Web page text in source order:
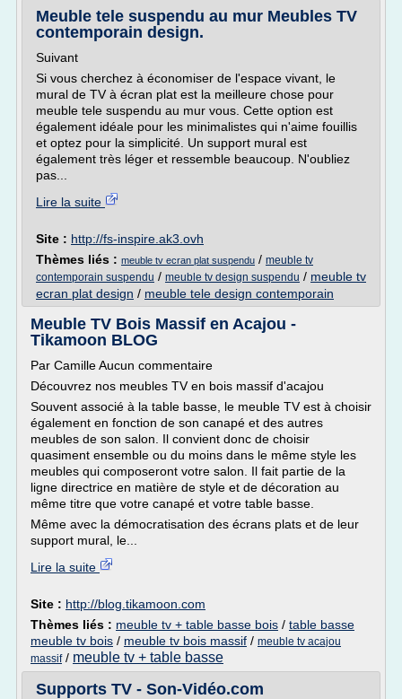
Meuble tele suspendu au mur Meubles TV
contemporain design.
Suivant
Si vous cherchez à économiser de l'espace vivant, le
mural de TV à écran plat est la meilleure chose pour
meuble tele suspendu au mur vous. Cette option est
également idéale pour les minimalistes qui n'aime fouillis
et optez pour la simplicité. Un support mural est
également très léger et ressemble beaucoup. N'oubliez
pas...
Lire la suite
Site : http://fs-inspire.ak3.ovh
Thèmes liés : meuble tv ecran plat suspendu / meuble tv
contemporain suspendu / meuble tv design suspendu / meuble tv
ecran plat design / meuble tele design contemporain
Meuble TV Bois Massif en Acajou -
Tikamoon BLOG
Par Camille Aucun commentaire
Découvrez nos meubles TV en bois massif d'acajou
Souvent associé à la table basse, le meuble TV est à choisir
également en fonction de son canapé et des autres
meubles de son salon. Il convient donc de choisir
quasiment ensemble ou du moins dans le même style les
meubles qui composeront votre salon. Il fait partie de la
ligne directrice en matière de style et de décoration au
même titre que votre canapé et votre table basse.
Même avec la démocratisation des écrans plats et de leur
support mural, le...
Lire la suite
Site : http://blog.tikamoon.com
Thèmes liés : meuble tv + table basse bois / table basse
meuble tv bois / meuble tv bois massif / meuble tv acajou
massif/ meuble tv + table basse
Supports TV - Son-Vidéo.com